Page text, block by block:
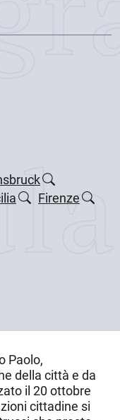
Firenze
Paolo,
della città e da
il 20 ottobre
cittadine si